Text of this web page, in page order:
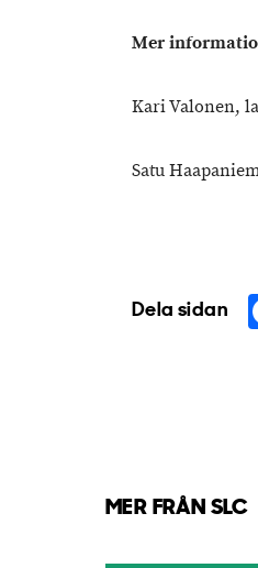
Mer
Kari Valonen,
Satu
Dela sidan
MER FRÅN SLC